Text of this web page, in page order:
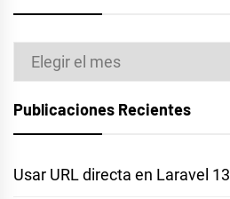
Archivos
Publicaciones Recientes
Usar URL directa en Laravel 13